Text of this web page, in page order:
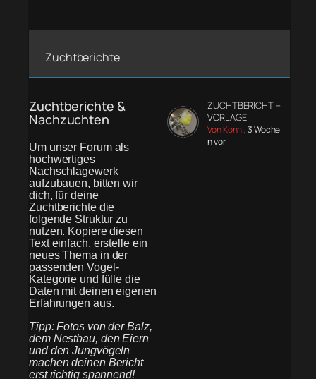
Zuchtberichte
Zuchtberichte &
Nachzuchten
Um unser Forum als
hochwertiges
Nachschlagewerk
aufzubauen, bitten wir
dich, für deine
Zuchtberichte die
folgende Struktur zu
nutzen. Kopiere diesen
Text einfach, erstelle ein
neues Thema in der
passenden Vogel-
Kategorie und fülle die
Daten mit deinen eigenen
Erfahrungen aus.
Tipp: Fotos von der Balz,
dem Nestbau, den Eiern
und den Jungvögeln
machen deinen Bericht
erst richtig spannend!
ZUCHTBERICHT –
VORLAGE
Von Konni, 3 Woche
n vor